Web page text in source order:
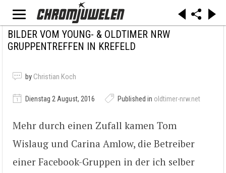
BILDER VOM YOUNG- & OLDTIMER NRW
GRUPPENTREFFEN IN KREFELD
by Christian Koch
Dienstag 2 August, 2016 Published in oldtimer-nrw.net
Mehr durch einen Zufall kamen Tom
Wislaug und Carina Amlow, die Betreiber
einer Facebook-Gruppen in der ich selber